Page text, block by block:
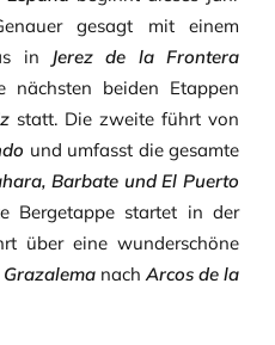
gesagt mit einem
in Jerez de la Frontera
beiden Etappen
statt. Die zweite führt von
und umfasst die gesamte
Barbate und El Puerto
Bergetappe startet in der
über eine wunderschöne
nachArcos de la